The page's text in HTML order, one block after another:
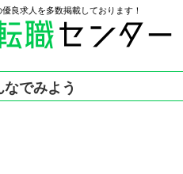
良求人を多数掲載しております！
でみよう